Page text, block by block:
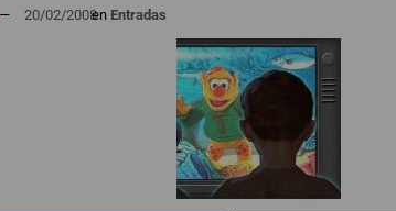
— 20/02/2008en Entradas